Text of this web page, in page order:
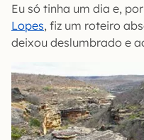
Eu só tinha um dia e,
Lopes, fiz um roteiro
deixou deslumbrado e